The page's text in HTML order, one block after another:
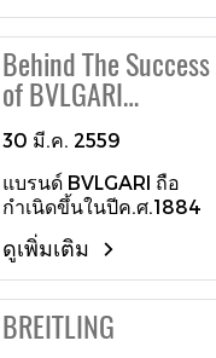
International De La
Haute Horlogerie
Geneve หรือ SIHH ณ
กรุงเจนีวา ประเทศสวิต
เซอร์แลนด์ และนาฬิกาที่
วันนี้จะนำมาเสนอผู้อ่านก็
มีหลากหลายแบรนด์ด้วย
กัน
Behind The Success
of BVLGARI
Watches
30 มี.ค. 2559
แบรนด์ BVLGARI ถือ
กำเนิดขึ้นในปีค.ศ.1884
ผู้ให้กำเนิดแบรนด์เป็น
ช่างเครื่องเงินชาวกรีกที่
อพยพเข้ามาอยู่ในอิตาลี
ทำให้ปัจจุบัน BVLGARI
เป็นหนึ่งในแบรนด์เครื่อง
ดูเพิ่มเติม
BREITLING